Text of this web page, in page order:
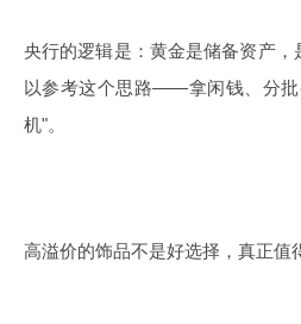
央行的逻辑是：黄金是储备资产
以参考这个思路——拿闲钱、分批
机"。
高溢价的饰品不是好选择，真正